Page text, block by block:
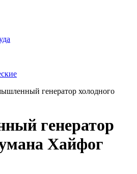
генератор холодного
генератор
Хайфог